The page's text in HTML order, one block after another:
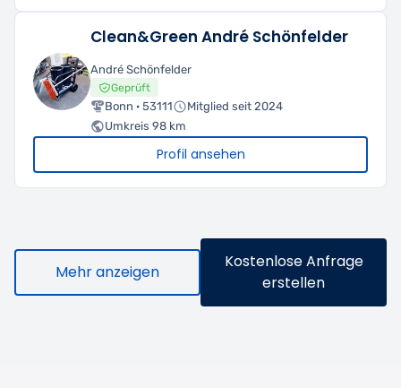
Clean&Green André Schönfelder
André Schönfelder
Geprüft
Bonn · 53111
Mitglied seit 2024
Umkreis 98 km
Profil ansehen
Mehr anzeigen
Kostenlose Anfrage
erstellen